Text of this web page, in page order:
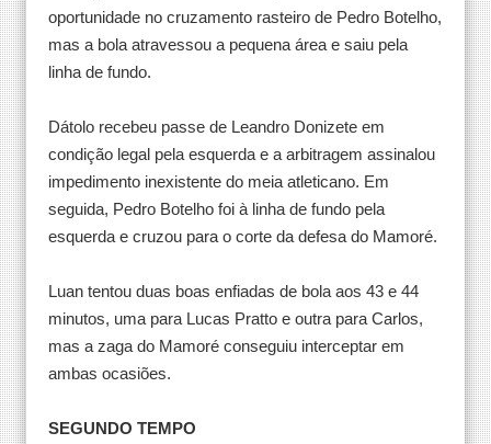
oportunidade no cruzamento rasteiro de Pedro Botelho,
mas a bola atravessou a pequena área e saiu pela
linha de fundo.
Dátolo recebeu passe de Leandro Donizete em
condição legal pela esquerda e a arbitragem assinalou
impedimento inexistente do meia atleticano. Em
seguida, Pedro Botelho foi à linha de fundo pela
esquerda e cruzou para o corte da defesa do Mamoré.
Luan tentou duas boas enfiadas de bola aos 43 e 44
minutos, uma para Lucas Pratto e outra para Carlos,
mas a zaga do Mamoré conseguiu interceptar em
ambas ocasiões.
SEGUNDO TEMPO